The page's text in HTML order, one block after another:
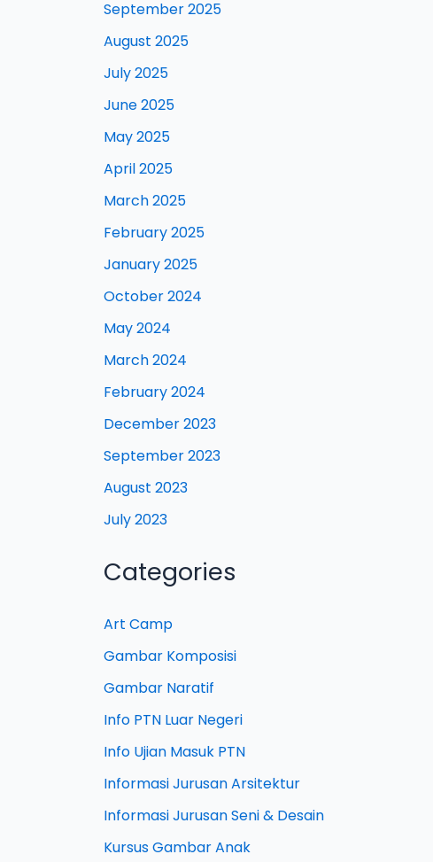
September 2025
August 2025
July 2025
June 2025
May 2025
April 2025
March 2025
February 2025
January 2025
October 2024
May 2024
March 2024
February 2024
December 2023
September 2023
August 2023
July 2023
Categories
Art Camp
Gambar Komposisi
Gambar Naratif
Info PTN Luar Negeri
Info Ujian Masuk PTN
Informasi Jurusan Arsitektur
Informasi Jurusan Seni & Desain
Kursus Gambar Anak